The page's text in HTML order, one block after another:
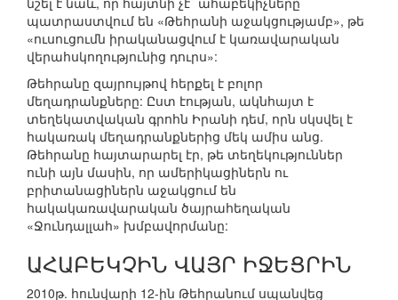
պատրաստվում են «Թեհրանի աջակցությամբ», թե
«ուսուցումն իրականացվում է կառավարական
վերահսկողությունից դուրս»:
Թեհրանը զայրույթով հերքել է բոլոր
մեղադրանքները: Ըստ էության, ակնհայտ է
տեղեկատվական գրոհն Իրանի դեմ, որն սկսվել է
հակառակ մեղադրանքներից մեկ ամիս անց.
Թեհրանը հայտարարել էր, թե տեղեկություններ
ունի այն մասին, որ ամերիկացիներն ու
բրիտանացիներն աջակցում են
հակակառավարական ծայրահեղական
«Ջունդալլահ» խմբավորմանը:
ԱՀԱԲԵԿՉԻՆ ՎԱՅՐ ԻՋԵՑՐԻՆ
2010թ. հունվարի 12-ին Թեհրանում սպանվեց